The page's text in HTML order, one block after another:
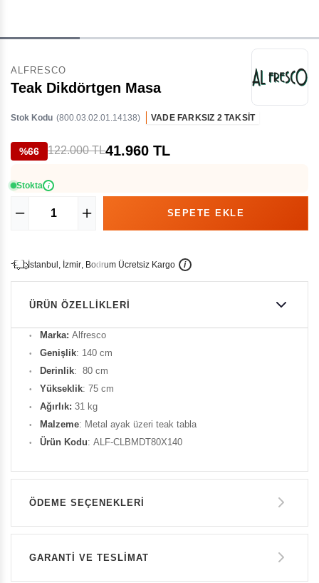
ALFRESCO
Teak Dikdörtgen Masa
Stok Kodu (800.03.02.01.14138) VADE FARKSIZ 2 TAKSİT
%66 122.000 TL41.960 TL
Stokta i
İstanbu , İzmir, Bodrum Ücretsiz Kargo i
ÜRÜN ÖZELLIKLERI
Marka: Alfresco
Genişlik: 140 cm
Derinlik: 80 cm
Yükseklik: 75 cm
Ağırlık: 31 kg
Malzeme: Metal ayak üzeri teak tabla
Ürün Kodu: ALF-CLBMDT80X140
ÖDEME SEÇENEKLERI
41.960 TL
GARANTİ VE TESLİMAT